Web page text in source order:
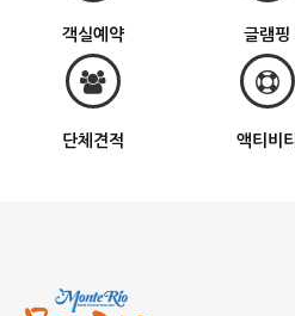
객실예약 글램핑
단체견적 액티비티